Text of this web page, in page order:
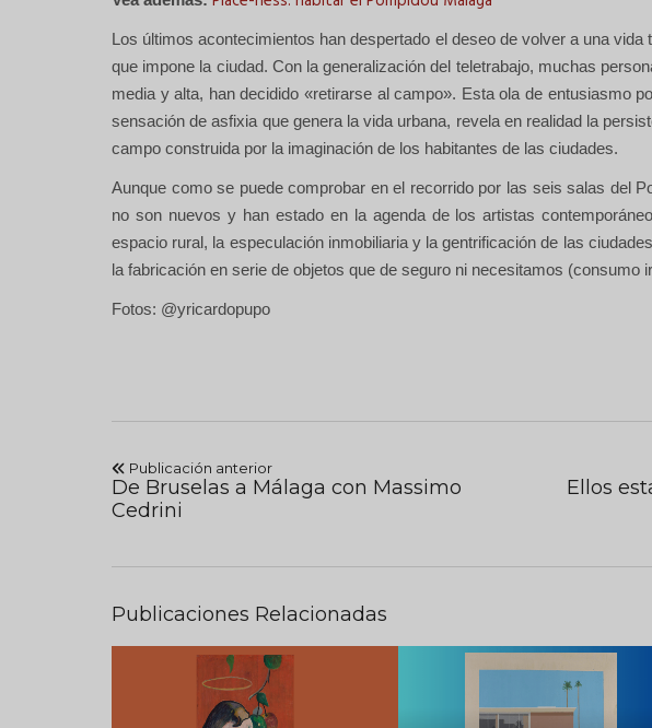
Los últimos acontecimientos han despertado el deseo de volver a una
que impone la ciudad. Con la generalización del teletrabajo, muchas
media y alta, han decidido «retirarse al campo». Esta ola de entusiasmo
sensación de asfixia que genera la vida urbana, revela en realidad la
campo construida por la imaginación de los habitantes de las ciudades.
Aunque como se puede comprobar en el recorrido por las seis salas del
no son nuevos y han estado en la agenda de los artistas
espacio rural, la especulación inmobiliaria y la gentrificación de las
la fabricación en serie de objetos que de seguro ni necesitamos
Fotos: @yricardopupo
Publicación anterior
De Bruselas a Málaga con Massimo
Cedrini
Ellos
Publicaciones Relacionadas